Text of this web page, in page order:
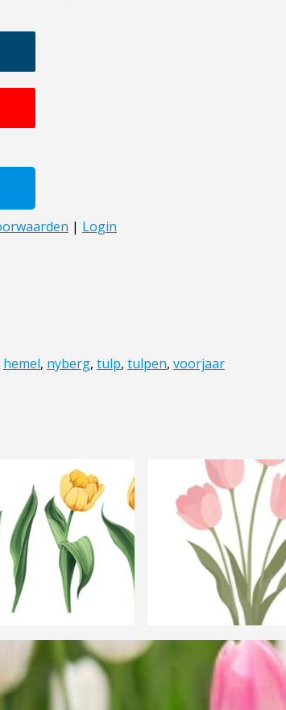
hemel, nyberg, tulp, tulpen, voorjaar